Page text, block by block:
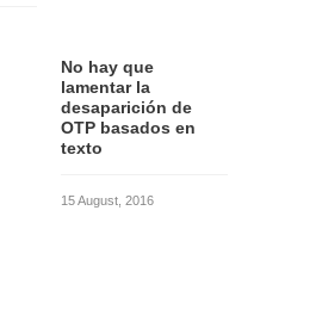
No hay que
lamentar la
desaparición de
OTP basados en
texto
15 August, 2016